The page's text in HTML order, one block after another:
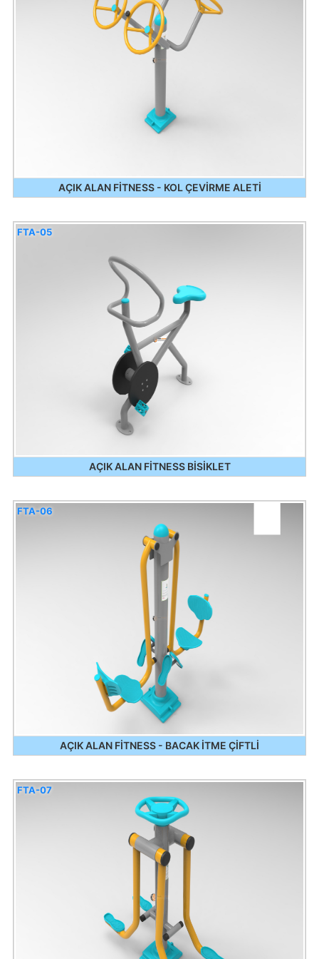
AÇIK ALAN FİTNESS - KOL ÇEVİRME ALETİ
AÇIK ALAN FİTNESS BİSİKLET
FTA-05
AÇIK ALAN FİTNESS - BACAK İTME ÇİFTLİ
FTA-06
FTA-07